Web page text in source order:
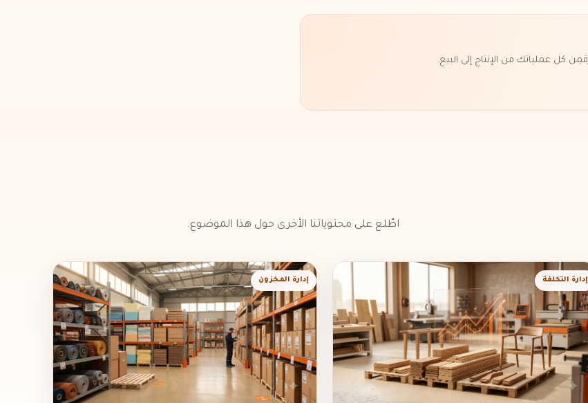
اطّلع على محتوياتنا الأخرى حول هذا الموضوع.
إدارة التكلفة إدارة المخزون